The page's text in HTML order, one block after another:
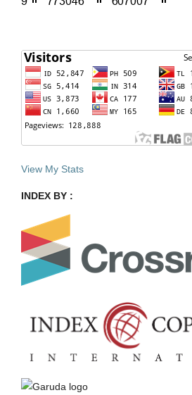
View My Stats
INDEX BY :